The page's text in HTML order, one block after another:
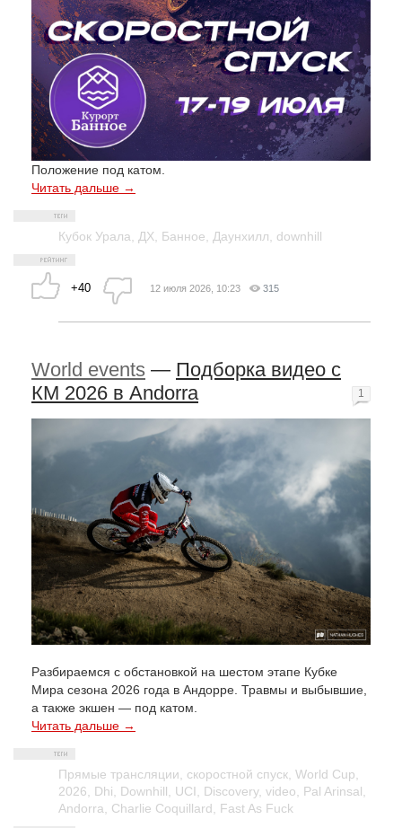
Положение под катом.
Читать дальше →
Кубок Урала ДХ Банное Даунхилл downhill
+40 12 июля 2026, 10:23 315
World events — Подборка видео с
КМ 2026 в Andorra
Разбираемся с обстановкой на шестом этапе Кубке
Мира сезона 2026 года в Андорре. Травмы и выбывшие,
а также экшен — под катом.
Читать дальше →
Прямые трансляции, скоростной спуск, World Cup,
2026, Dhi, Downhill, UCI, Discovery, video, Pal Arinsal,
Andorra, Charlie Coquillard, Fast As Fuck
1